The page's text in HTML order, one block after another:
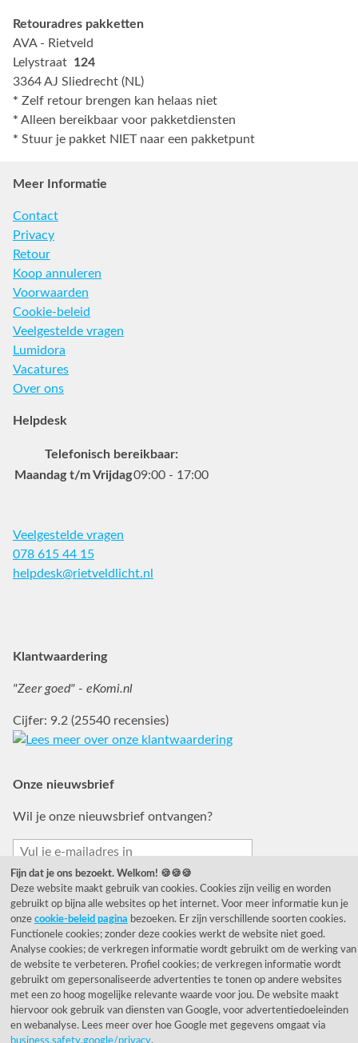
Retouradres pakketten
AVA - Rietveld
Lelystraat 124
3364 AJ Sliedrecht (NL)
* Zelf retour brengen kan helaas niet
* Alleen bereikbaar voor pakketdiensten
* Stuur je pakket NIET naar een pakketpunt
Meer Informatie
Contact
Privacy
Retour
Koop annuleren
Voorwaarden
Cookie-beleid
Veelgestelde vragen
Lumidora
Vacatures
Over ons
Helpdesk
Telefonisch bereikbaar:
Maandag t/m Vrijdag09:00 - 17:00
Veelgestelde vragen
078 615 44 15
helpdesk@rietveldlicht.nl
Klantwaardering
"Zeer goed" - eKomi.nl
Cijfer: 9.2 (25540 recensies)
Onze nieuwsbrief
Wil je onze nieuwsbrief ontvangen?
© 1955 - 2026 Rietveld Licht B.V.
Fijn dat je ons bezoekt. Welkom! 🍪🍪🍪
Deze website maakt gebruik van cookies. Cookies zijn veilig en worden
gebruikt op bijna alle websites op het internet. Voor meer informatie kun je
onze cookie-beleid pagina bezoeken. Er zijn verschillende soorten cookies.
Functionele cookies; zonder deze cookies werkt de website niet goed.
Analyse cookies; de verkregen informatie wordt gebruikt om de werking van
de website te verbeteren. Profiel cookies; de verkregen informatie wordt
gebruikt om gepersonaliseerde advertenties te tonen op andere websites
met een zo hoog mogelijke relevante waarde voor jou. De website maakt
hiervoor ook gebruik van diensten van Google, voor advertentiedoeleinden
en webanalyse. Lees meer over hoe Google met gegevens omgaat via
business.safety.google/privacy.